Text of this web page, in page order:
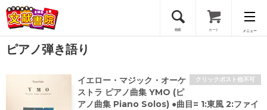
検索 カート メニュー
会員登録
ログイン
ピアノ弾き語り
クリックポスト他不可
イエロー・マジック・オーケ
ストラ ピアノ曲集 YMO (ピ
アノ曲集 Piano Solos) ●曲目= 1:東風 2:ファイ